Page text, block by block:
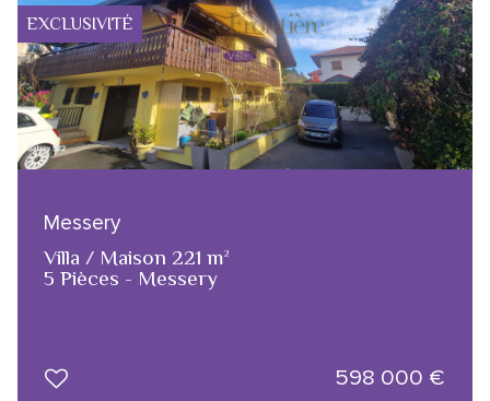
EXCLUSIVITÉ
Messery
Villa / Maison 221 m²
5 Pièces - Messery
598 000 €